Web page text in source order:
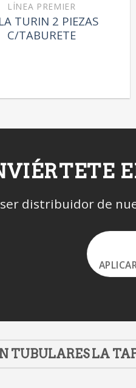
LÍNEA PREMIER
TURIN 2 PIEZAS
C/TABURETE
distribuidor de
TUBULARES LA